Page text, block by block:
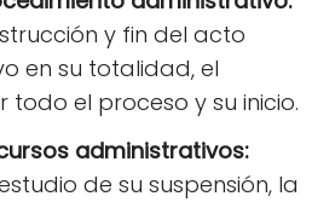
y fin del acto
en su totalidad, el
todo el proceso y su inicio.
administrativos:
de su suspensión, la